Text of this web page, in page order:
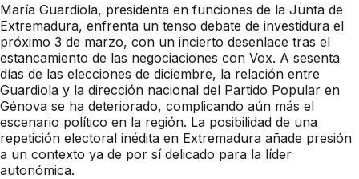
María Guardiola, presidenta en funciones de la Junta de
Extremadura, enfrenta un tenso debate de investidura el
próximo 3 de marzo, con un incierto desenlace tras el
estancamiento de las negociaciones con Vox. A sesenta
días de las elecciones de diciembre, la relación entre
Guardiola y la dirección nacional del Partido Popular en
Génova se ha deteriorado, complicando aún más el
escenario político en la región. La posibilidad de una
repetición electoral inédita en Extremadura añade presión
a un contexto ya de por sí delicado para la líder
autonómica.